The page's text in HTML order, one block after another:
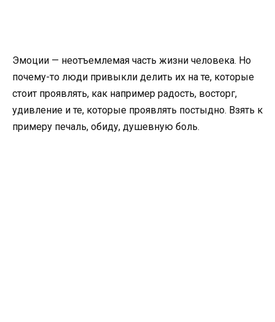
Эмоции — неотъемлемая часть жизни человека. Но
почему-то люди привыкли делить их на те, которые
стоит проявлять, как например радость, восторг,
удивление и те, которые проявлять постыдно. Взять к
примеру печаль, обиду, душевную боль.